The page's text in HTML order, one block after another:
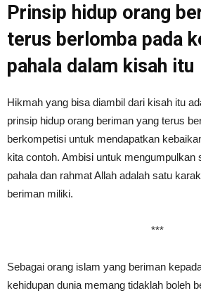
Prinsip hidup orang
terus berlomba pada
pahala dalam kisah itu
Hikmah yang bisa diambil dari kisah itu
prinsip hidup orang beriman yang terus
berkompetisi untuk mendapatkan
kita contoh. Ambisi untuk mengumpulkan
pahala dan rahmat Allah adalah satu
beriman miliki.
***
Sebagai orang islam yang beriman
kehidupan dunia memang tidaklah boleh